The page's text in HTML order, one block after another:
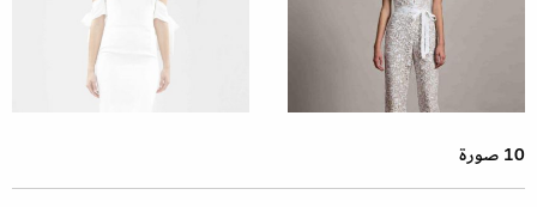
10 صورة